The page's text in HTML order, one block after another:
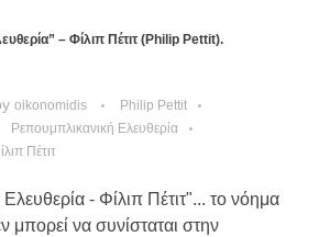
– Φίλιπ Πέτιτ (Philip Pettit).
oikonomidis
Philip Pettit
Ρεπουμπλικανική Ελευθερία
Πέτιτ
- Φίλιπ Πέτιτ"... το νόημα
μπορεί να συνίσταται στην